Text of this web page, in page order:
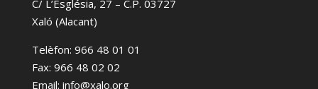
C/ L’Església, 27 – C.P. 03727
Xaló (Alacant)
Telèfon: 966 48 01 01
Fax: 966 48 02 02
Email: info@xalo.org